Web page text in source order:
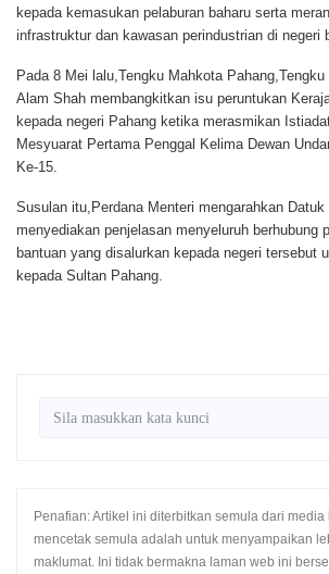
kepada kemasukan pelaburan baharu serta
infrastruktur dan kawasan perindustrian di negeri
Pada 8 Mei lalu,Tengku Mahkota
Alam Shah membangkitkan isu peruntukan
kepada negeri Pahang ketika merasmikan
Mesyuarat Pertama Penggal Kelima Dewan
Ke-15.
Susulan itu,Perdana Menteri mengarahkan
menyediakan penjelasan menyeluruh berhubung
bantuan yang disalurkan kepada negeri tersebut
kepada Sultan Pahang.
Penafian: Artikel ini diterbitkan semula dari media
mencetak semula adalah untuk menyampaikan
maklumat. Ini tidak bermakna laman web ini